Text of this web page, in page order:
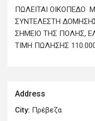
ΠΩΛΕΙΤΑΙ ΟΙΚΟΠΕΔΟ
ΣΥΝΤΕΛΕΣΤΗ
ΣΗΜΕΙΟ ΤΗΣ ΠΟΛΗΣ,
ΤΙΜΗ ΠΩΛΗΣΗΣ
Address
City: Πρέβεζα